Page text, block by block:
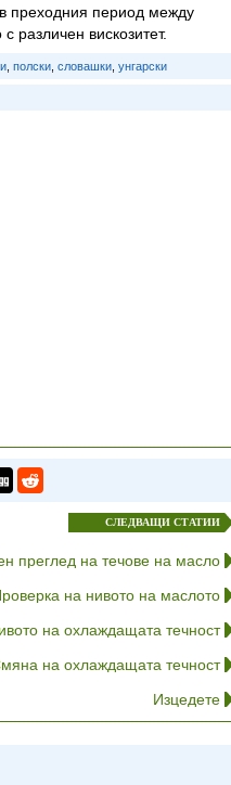
преходния период между
различен вискозитет.
, полски, словашки, унгарски
СЛЕДВАЩИ СТАТИИ
преглед на течове на масло
на нивото на маслото
на охлаждащата течност
на охлаждащата течност
Изцедете